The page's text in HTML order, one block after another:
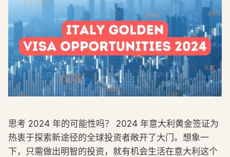
思考 2024 年的可能性吗？ 2024 年意大利黄金签证为
热衷于探索新途径的全球投资者敞开了大门。想象一
下，只需做出明智的投资，就有机会生活在意大利这个